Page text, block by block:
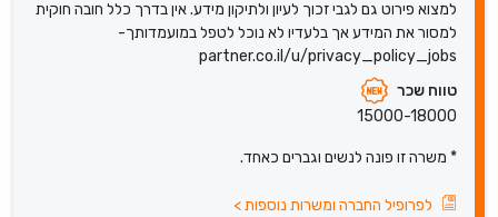
למצוא פירוט גם לגבי זכוך לעיון ולתיקון מידע. אין בדרך כלל חובה חוקית
למסור את המידע אך בלעדיו לא נוכל לטפל במועמדותך-
partner.co.il/u/privacy_policy_jobs
טווח שכר
15000-18000
* משרה זו פונה לנשים וגברים כאחד.
לפרופיל החברה ומשרות נוספות>